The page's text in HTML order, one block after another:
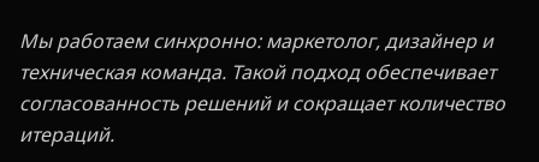
Мы работаем синхронно: маркетолог, дизайнер и
техническая команда. Такой подход обеспечивает
согласованность решений и сокращает количество
итераций.